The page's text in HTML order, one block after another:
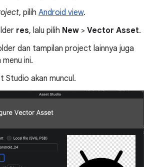
, pilih Android view.
res, lalu pilih New > Vector Asset.
dan tampilan project lainnya juga
ini.
Studio akan muncul.